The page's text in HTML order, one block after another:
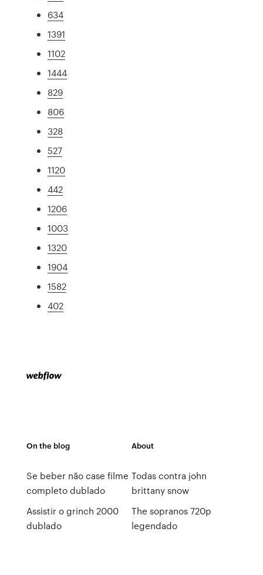
634
1391
1102
1444
829
806
328
527
1120
442
1206
1003
1320
1904
1582
402
On the blog
Se beber não case filme
completo dublado
Assistir o grinch 2000
dublado
About
Todas contra john
brittany snow
The sopranos 720p
legendado